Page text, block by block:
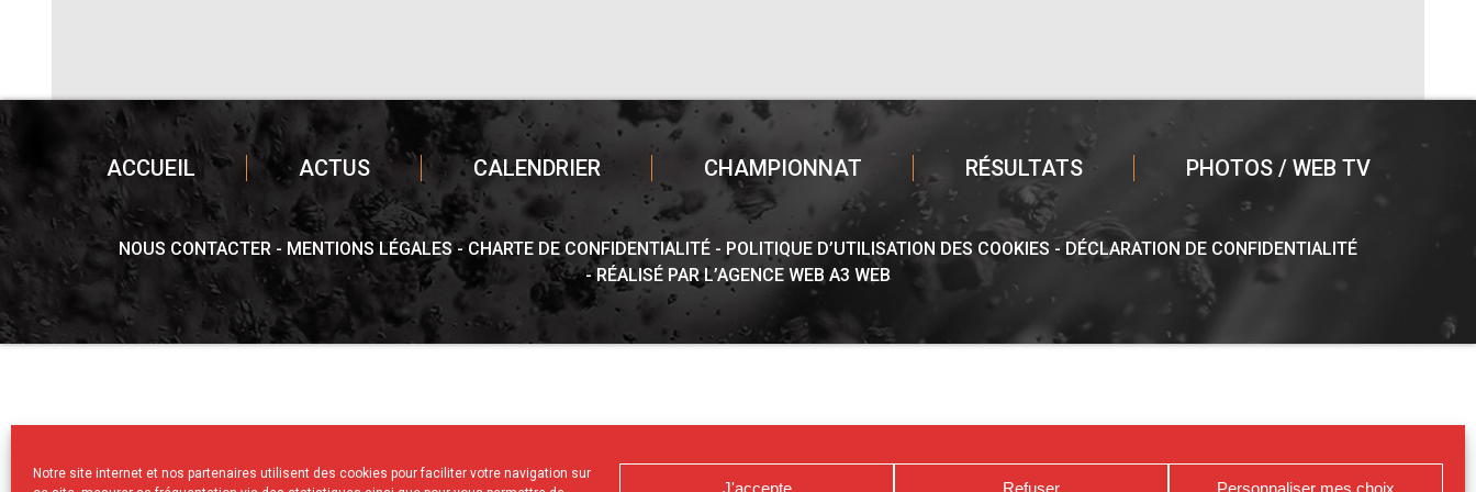
Notre site internet et nos partenaires utilisent des cookies pour faciliter votre navigation sur
J'accepte Refuser Personnaliser mes choix
ACCUEIL ACTUS CALENDRIER CHAMPIONNAT RÉSULTATS PHOTOS / WEB TV
NOUS CONTACTER MENTIONS LÉGALES CHARTE DE CONFIDENTIALITÉ POLITIQUE D’UTILISATION DES COOKIES
DÉCLARATION DE CONFIDENTIALITÉ
RÉALISÉ PAR L’AGENCE WEB A3 WEB